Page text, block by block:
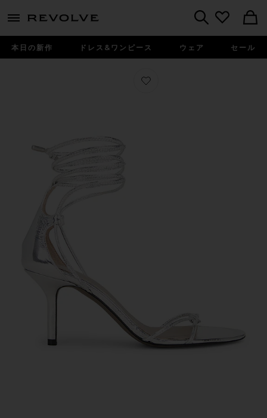
menu - shows more content
本日の新作 ドレス&ワンピース ウェア セール
お気に入り ALI サンダル